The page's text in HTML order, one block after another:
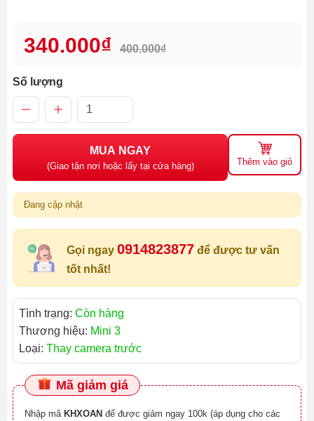
340.000₫ 400.000₫
Số lượng
MUA NGAY
(Giao tận nơi hoặc lấy tại cửa hàng) Thêm vào giỏ
Đang cập nhật
Gọi ngay 0914823877 để được tư vấn
tốt nhất!
Tình trạng: Còn hàng
Thương hiệu: Mini 3
Loại: Thay camera trước
Mã giảm giá
Nhập mã KHXOAN